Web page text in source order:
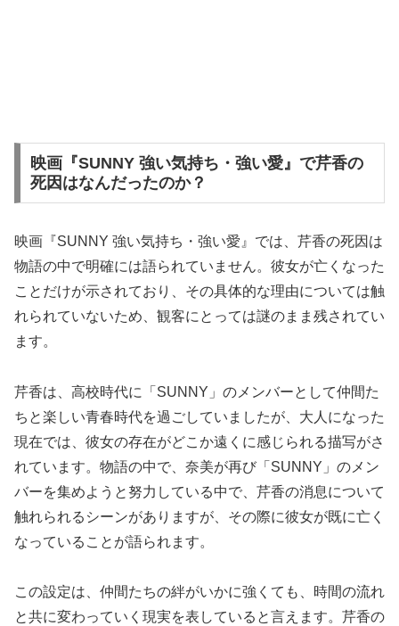
映画『SUNNY 強い気持ち・強い愛』で芹香の
死因はなんだったのか？
映画『SUNNY 強い気持ち・強い愛』では、芹香の死因は
物語の中で明確には語られていません。彼女が亡くなった
ことだけが示されており、その具体的な理由については触
れられていないため、観客にとっては謎のまま残されてい
ます。
芹香は、高校時代に「SUNNY」のメンバーとして仲間た
ちと楽しい青春時代を過ごしていましたが、大人になった
現在では、彼女の存在がどこか遠くに感じられる描写がさ
れています。物語の中で、奈美が再び「SUNNY」のメン
バーを集めようと努力している中で、芹香の消息について
触れられるシーンがありますが、その際に彼女が既に亡く
なっていることが語られます。
この設定は、仲間たちの絆がいかに強くても、時間の流れ
と共に変わっていく現実を表していると言えます。芹香の